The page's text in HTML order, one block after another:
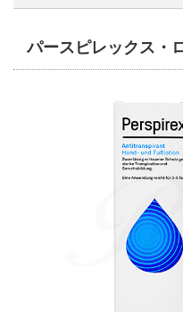
パースピレックス・